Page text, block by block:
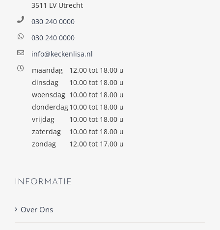
3511 LV Utrecht
030 240 0000
030 240 0000
info@keckenlisa.nl
maandag
12.00 tot 18.00 u
dinsdag
10.00 tot 18.00 u
woensdag 10.00 tot 18.00 u
donderdag10.00 tot 18.00 u
vrijdag
10.00 tot 18.00 u
zaterdag
10.00 tot 18.00 u
zondag
12.00 tot 17.00 u
INFORMATIE
Over Ons